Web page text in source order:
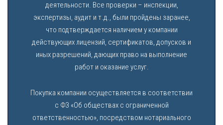
деятельности. Все проверки – инспекции,
экспертизы, аудит и т.д., были пройдены заранее,
что подтверждается наличием у компании
действующих лицензий, сертификатов, допусков и
иных разрешений, дающих право на выполнение
работ и оказание услуг.
Покупка компании осуществляется в соответствии
с ФЗ «Об обществах с ограниченной
ответственностью», посредством нотариального